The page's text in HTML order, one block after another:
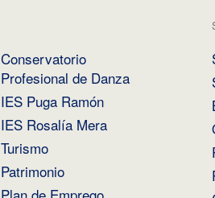
Conservatorio
Profesional de Danza
IES Puga Ramón
IES Rosalía Mera
Turismo
Patrimonio